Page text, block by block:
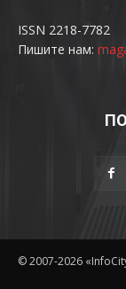
ISSN 2218-7782
Пишите нам:
© 2007-2026